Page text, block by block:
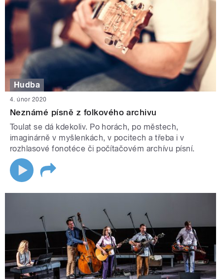
Hudba
4. únor 2020
Neznámé písně z folkového archivu
Toulat se dá kdekoliv. Po horách, po městech,
imaginárně v myšlenkách, v pocitech a třeba i v
rozhlasové fonotéce či počítačovém archívu písní.